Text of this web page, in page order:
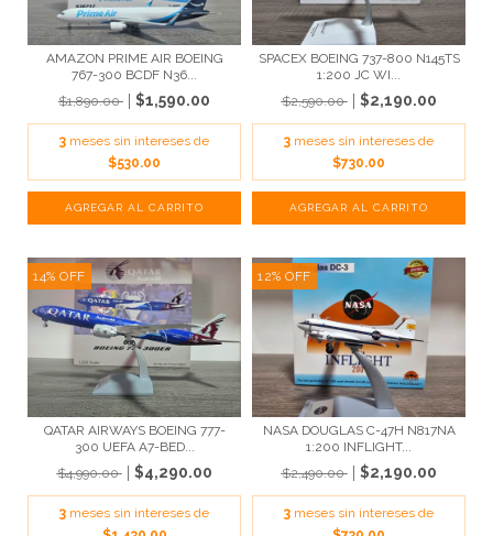
AMAZON PRIME AIR BOEING
767-300 BCDF N36...
$1,890.00
$1,590.00
3 meses sin intereses de
$530.00
SPACEX BOEING 737-800 N145TS
1:200 JC WI...
$2,590.00
$2,190.00
3 meses sin intereses de
$730.00
14% OFF
QATAR AIRWAYS BOEING 777-
300 UEFA A7-BED...
$4,990.00
$4,290.00
3 meses sin intereses de
12% OFF
NASA DOUGLAS C-47H N817NA
1:200 INFLIGHT...
$2,490.00
$2,190.00
3 meses sin intereses de